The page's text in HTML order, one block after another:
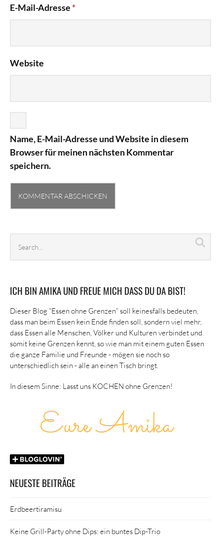
E-Mail-Adresse *
Website
Name, E-Mail-Adresse und Website in diesem
Browser für meinen nächsten Kommentar
speichern.
archives
ICH BIN AMIKA UND FREUE MICH DASS DU DA BIST!
Dieser Blog “Essen ohne Grenzen” soll keinesfalls bedeuten,
dass man beim Essen kein Ende finden soll, sondern viel mehr,
dass Essen alle Menschen, Völker und Kulturen verbindet und
somit keine Grenzen kennt, so wie man mit einem guten Essen
die ganze Familie und Freunde - mögen sie noch so
unterschiedlich sein - alle an einen Tisch bringt.
In diesem Sinne: Lasst uns KOCHEN ohne Grenzen!
NEUESTE BEITRÄGE
Erdbeertiramisu
Keine Grill-Party ohne Dips: ein buntes Dip-Trio